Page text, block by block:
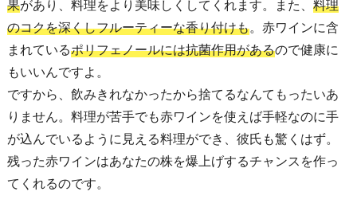
果があり、料理をより美味しくしてくれます。また、 料理
のコクを深くしフルーティーな香り付けも。赤ワインに含
まれているポリフェノールには抗菌作用があるので健康に
もいいんですよ。
ですから、飲みきれなかったから捨てるなんてもったいあ
りません。料理が苦手でも赤ワインを使えば手軽なのに手
が込んでいるように見える料理ができ、彼氏も驚くはず。
残った赤ワインはあなたの株を爆上げするチャンスを作っ
てくれるのです。